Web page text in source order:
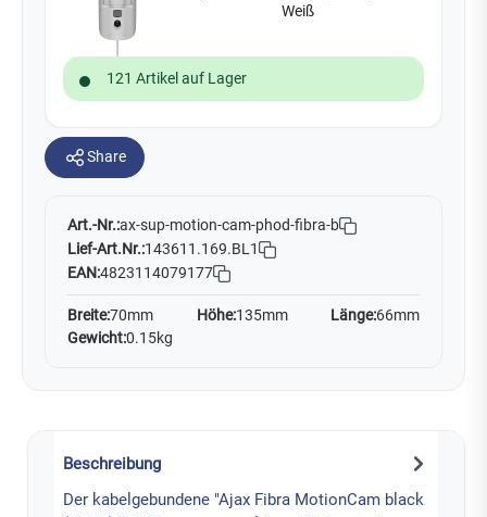
Weiß
121 Artikel auf Lager
Share
Art.-Nr.:ax-sup-motion-cam-phod-fibra-b
Lief-Art.Nr.:143611.169.BL1
EAN:4823114079177
Breite:70mm Höhe:135mm Länge:66mm
Gewicht:0.15kg
Beschreibung
Der kabelgebundene "Ajax Fibra MotionCam black